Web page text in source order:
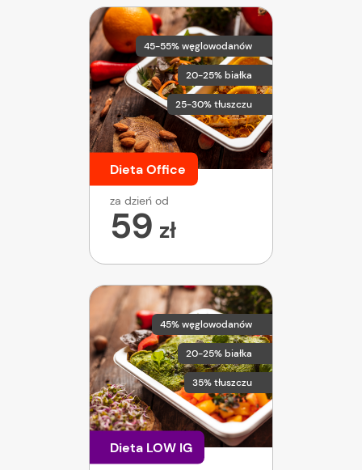
45-55% węglowodanów
20-25% białka
25-30% tłuszczu
Dieta Office
za dzień od
59 zł
45% węglowodanów
20-25% białka
35% tłuszczu
Dieta LOW IG